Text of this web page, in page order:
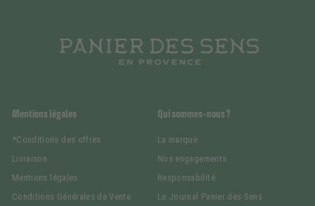
Mentions légales
*Conditions des offres
Livraison
Mentions légales
Conditions Générales de Vente
Qui sommes-nous ?
La marque
Nos engagements
Responsabilité
Le Journal Panier des Sens